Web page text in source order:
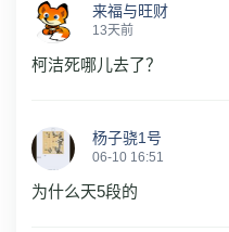
来福与旺财
13天前
柯洁死哪儿去了？
杨子骁1号
06-10 16:51
为什么天5段的